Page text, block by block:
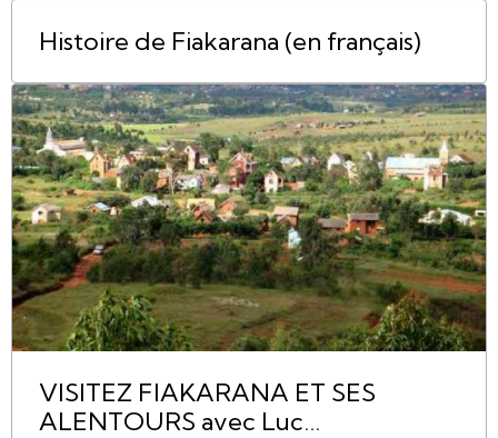
Histoire de Fiakarana (en français)
VISITEZ FIAKARANA ET SES
ALENTOURS avec Luc